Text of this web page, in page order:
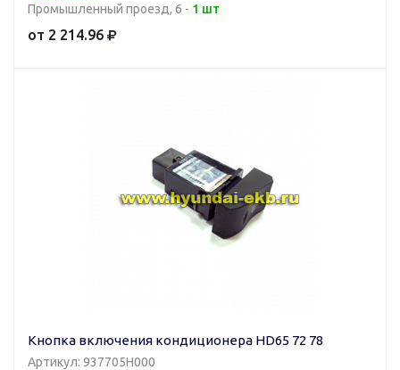
Промышленный проезд, 6 - 1 шт
от 2 214.96
Кнопка включения кондиционера HD65 72 78
Артикул: 937705H000